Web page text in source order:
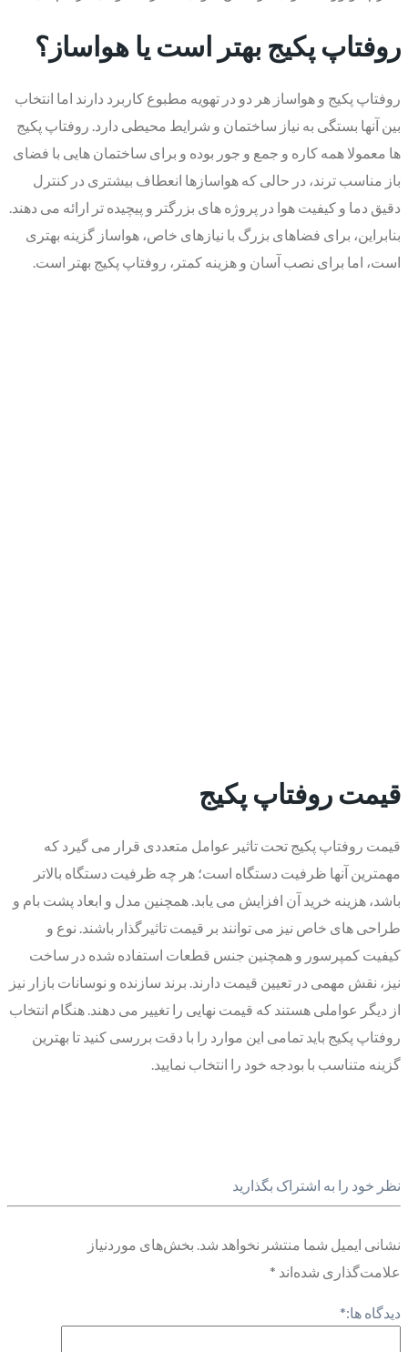
روفتاپ پکیج بهتر است یا هواساز؟
روفتاپ پکیج و هواساز هر دو در تهویه مطبوع کاربرد دارند اما انتخاب
بین آنها بستگی به نیاز ساختمان و شرایط محیطی دارد. روفتاپ پکیج
ها معمولا همه کاره و جمع و جور بوده و برای ساختمان‌ هایی با فضای
باز مناسب ترند، در حالی که هواسازها انعطاف بیشتری در کنترل
دقیق دما و کیفیت هوا در پروژه های بزرگتر و پیچیده تر ارائه می دهند.
بنابراین، برای فضاهای بزرگ با نیازهای خاص، هواساز گزینه بهتری
است، اما برای نصب آسان و هزینه کمتر، روفتاپ پکیج بهتر است.
قیمت روفتاپ پکیج
قیمت روفتاپ پکیج تحت تاثیر عوامل متعددی قرار می گیرد که
مهمترین آنها ظرفیت دستگاه است؛ هر چه ظرفیت دستگاه بالاتر
باشد، هزینه خرید آن افزایش می یابد. همچنین مدل و ابعاد پشت بام و
طراحی های خاص نیز می توانند بر قیمت تاثیرگذار باشند. نوع و
کیفیت کمپرسور و همچنین جنس قطعات استفاده شده در ساخت
نیز، نقش مهمی در تعیین قیمت دارند. برند سازنده و نوسانات بازار نیز
از دیگر عواملی هستند که قیمت نهایی را تغییر می دهند. هنگام انتخاب
روفتاپ پکیج باید تمامی این موارد را با دقت بررسی کنید تا بهترین
گزینه متناسب با بودجه خود را انتخاب نمایید.
نظر خود را به اشتراک بگذارید
نشانی ایمیل شما منتشر نخواهد شد. بخش‌های موردنیاز
علامت‌گذاری شده‌اند *
دیدگاه ها:*